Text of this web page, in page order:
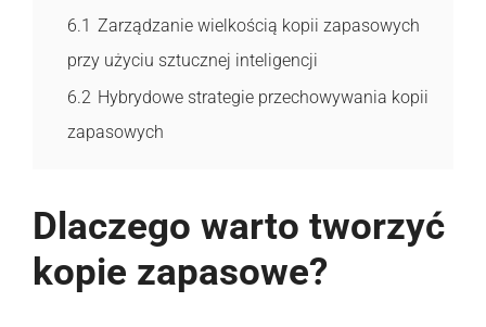
6.1 Zarządzanie wielkością kopii zapasowych
przy użyciu sztucznej inteligencji
6.2 Hybrydowe strategie przechowywania kopii
zapasowych
Dlaczego warto tworzyć
kopie zapasowe?